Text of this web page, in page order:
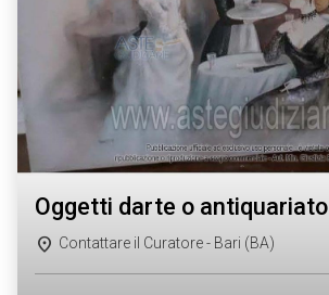
oggetti darte o antiquariato
Contattare il Curatore - Bari (BA)